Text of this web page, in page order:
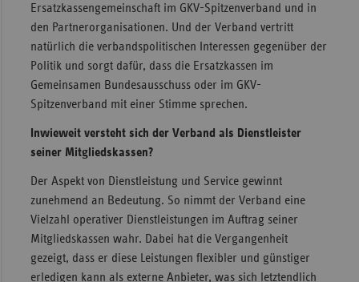
Ersatzkassengemeinschaft im GKV-Spitzenverband und in
den Partnerorganisationen. Und der Verband vertritt
natürlich die verbandspolitischen Interessen gegenüber der
Politik und sorgt dafür, dass die Ersatzkassen im
Gemeinsamen Bundesausschuss oder im GKV-
Spitzenverband mit einer Stimme sprechen.
Inwieweit versteht sich der Verband als Dienstleister
seiner Mitgliedskassen?
Der Aspekt von Dienstleistung und Service gewinnt
zunehmend an Bedeutung. So nimmt der Verband eine
Vielzahl operativer Dienstleistungen im Auftrag seiner
Mitgliedskassen wahr. Dabei hat die Vergangenheit
gezeigt, dass er diese Leistungen flexibler und günstiger
erledigen kann als externe Anbieter, was sich letztendlich